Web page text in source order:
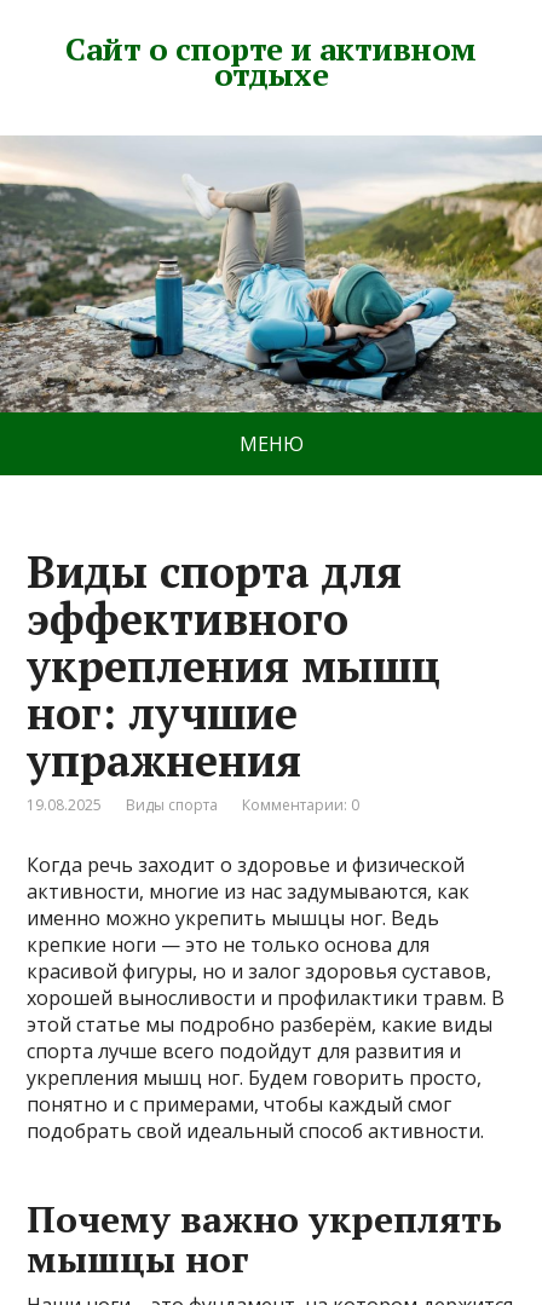
Сайт о спорте и активном
отдыхе
МЕНЮ
Виды спорта для
эффективного
укрепления мышц
ног: лучшие
упражнения
19.08.2025 Виды спорта Комментарии: 0
Когда речь заходит о здоровье и физической
активности, многие из нас задумываются, как
именно можно укрепить мышцы ног. Ведь
крепкие ноги — это не только основа для
красивой фигуры, но и залог здоровья суставов,
хорошей выносливости и профилактики травм. В
этой статье мы подробно разберём, какие виды
спорта лучше всего подойдут для развития и
укрепления мышц ног. Будем говорить просто,
понятно и с примерами, чтобы каждый смог
подобрать свой идеальный способ активности.
Почему важно укреплять
мышцы ног